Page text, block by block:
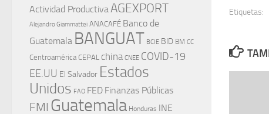
Etiquetas:
Actividad Productiva AGEXPORT
Alejandro Giammattei ANACAFÉ Banco de
Guatemala BANGUAT BCIE BID BM CC
Centroamérica CEPAL china CNEE COVID-19
EE.UU El Salvador Estados
Unidos FAO FED Finanzas Públicas
FMI Guatemala Honduras INE